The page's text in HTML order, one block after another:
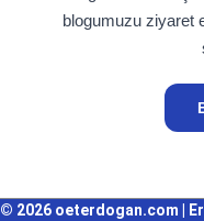
blogumuzu ziyaret
© 2026 oeterdogan.com |